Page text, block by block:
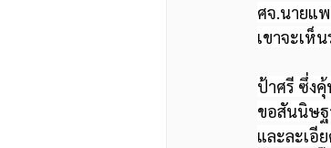
ศจ.นายแ
เขาจะเห็
ป้าศรี ซึ่ง
ขอสันนิษฐ
และละเอี